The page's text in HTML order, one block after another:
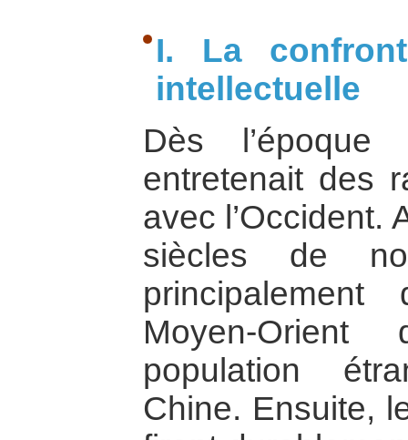
I. La
intellectuelle
Dès
entretenait des
avec l’Occident.
siècles de
Moyen-
population
Chine. Ensuite,